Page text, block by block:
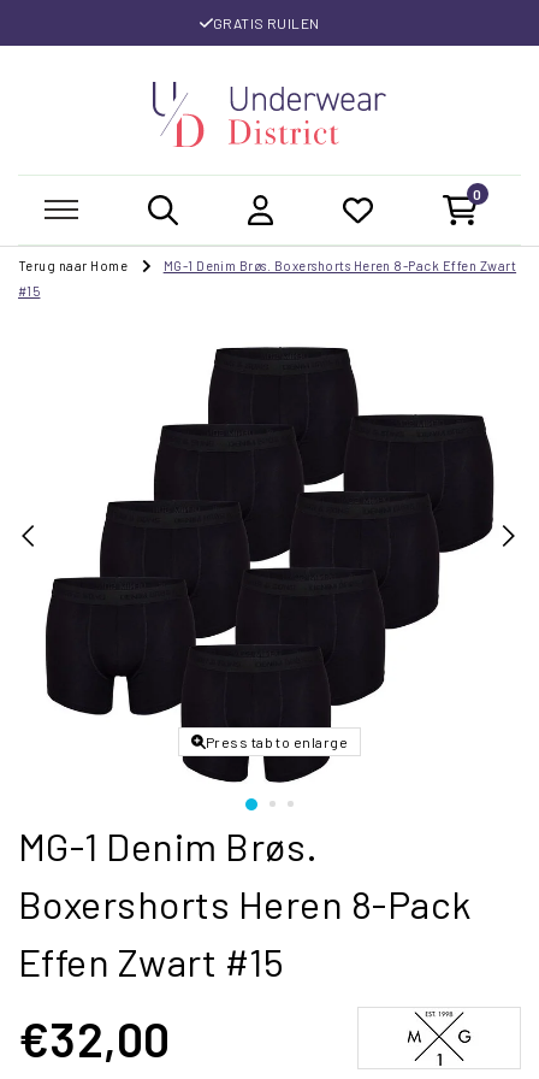
GRATIS RUILEN
0
Terug naar Home
MG-1 Denim Brøs. Boxershorts Heren 8-Pack Effen Zwart
#15
Press tab to enlarge
MG-1 Denim Brøs.
Boxershorts Heren 8-Pack
Effen Zwart #15
€32,00